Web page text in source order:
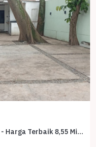
Rumah Area Luxury Riau, Bandung - Harga Terbaik 8,55 Miliar